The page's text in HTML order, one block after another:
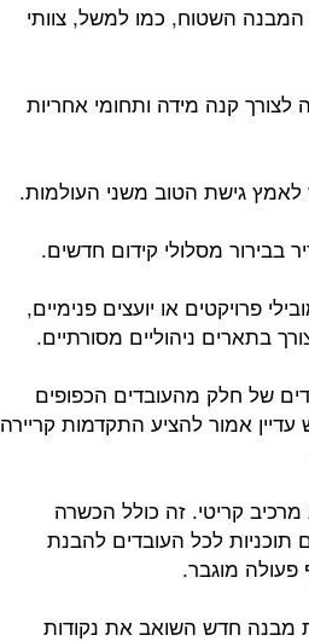
השטוח, כמו למשל, צוותי
לצורך קנה מידה ותחומי אחריות
גישת הטוב משני העולמות.
מסלולי קידום חדשים.
פרויקטים או יועצים פנימיים,
בתארים ניהוליים מסורתיים.
של חלק מהעובדים הכפופים
אמור להציע התקדמות קריירה
קריטי. זה כולל הכשרה
תוכניות לכל העובדים להבנת
פעולה מוגבר.
מבנה חדש השואב את נקודות